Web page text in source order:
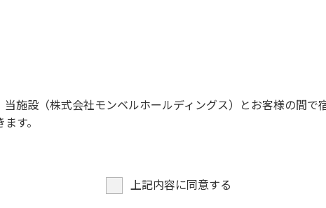
ください。
います。
の談笑等）や他人に嫌悪感を与えるような行為はお止めくださ
施設（株式会社モンベルホールディングス）とお客様の間で
す。
上記内容に同意する